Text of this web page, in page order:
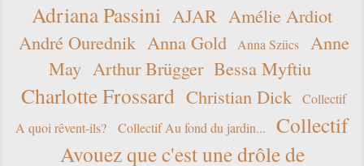
Adriana Passini AJAR Amélie Ardiot
André Ourednik Anna Gold Anna Szücs
Anne
May Arthur Brügger Bessa Myftiu
Charlotte Frossard Christian Dick
Collectif
A quoi rêvent-ils?
Collectif Au fond du jardin...
Collectif
Avouez que c'est une drôle de